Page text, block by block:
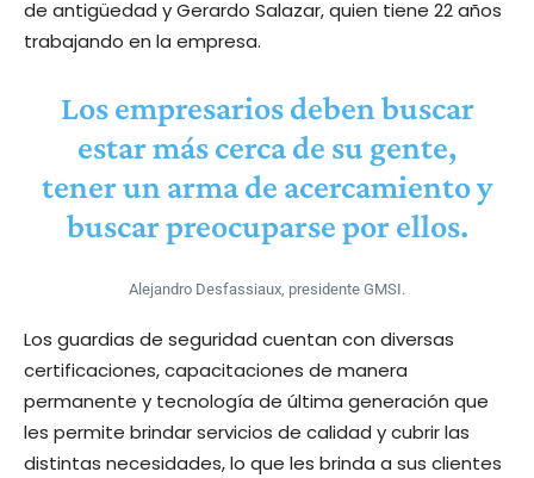
de antigüedad y Gerardo Salazar, quien tiene 22 años
trabajando en la empresa.
Los empresarios deben buscar
estar más cerca de su gente,
tener un arma de acercamiento y
buscar preocuparse por ellos.
Alejandro Desfassiaux, presidente GMSI.
Los guardias de seguridad cuentan con diversas
certificaciones, capacitaciones de manera
permanente y tecnología de última generación que
les permite brindar servicios de calidad y cubrir las
distintas necesidades, lo que les brinda a sus clientes